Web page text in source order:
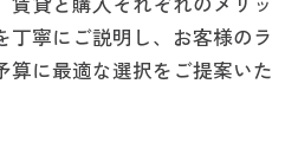
丁寧にご説明し、お客様のラ
算に最適な選択をご提案いた